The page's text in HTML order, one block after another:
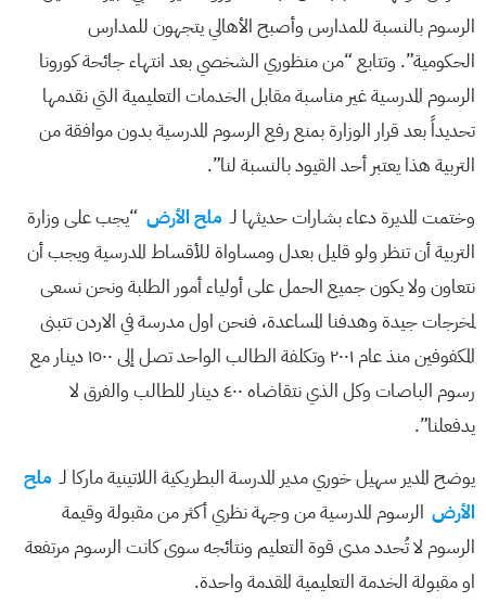
الرسوم بالنسبة للمدارس وأصبح الأهالي يتجهون للمدارس
الحكومية”. وتتابع “من منظوري الشخصي بعد انتهاء جائحة كورونا
الرسوم المدرسية غير مناسبة مقابل الخدمات التعليمية التي نقدمها
تحديداً بعد قرار الوزارة بمنع رفع الرسوم المدرسية بدون موافقة من
التربية هذا يعتبر أحد القيود بالنسبة لنا”.
وختمت المديرة دعاء بشارات حديثها لـ ملح الأرض “يجب على وزارة
التربية أن تنظر ولو قليل بعدل ومساواة للأقساط المدرسية ويجب أن
نتعاون ولا يكون جميع الحمل على أولياء أمور الطلبة ونحن نسعى
لمخرجات جيدة وهدفنا المساعدة، فنحن اول مدرسة في الاردن تتبنى
المكفوفين منذ عام ٢٠٠١ وتكلفة الطالب الواحد تصل إلى ١٥٠٠ دينار مع
رسوم الباصات وكل الذي نتقاضاه ٤٠٠ دينار للطالب والفرق لا
يدفعلنا”.
يوضح المدير سهيل خوري مدير المدرسة البطريكية اللاتينية ماركا لـ ملح
الأرض الرسوم المدرسية من وجهة نظري أكثر من مقبولة وقيمة
الرسوم لا تُحدد مدى قوة التعليم ونتائجه سوى كانت الرسوم مرتفعة
او مقبولة الخدمة التعليمية المقدمة واحدة.